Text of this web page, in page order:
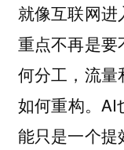
就像互联网进
重点不再是要
何分工，流
如何重构。AI
能只是一个提